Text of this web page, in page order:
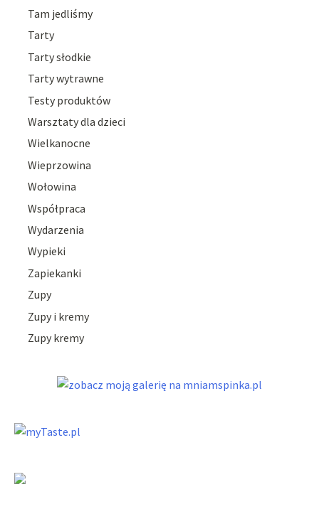
Tam jedliśmy
Tarty
Tarty słodkie
Tarty wytrawne
Testy produktów
Warsztaty dla dzieci
Wielkanocne
Wieprzowina
Wołowina
Współpraca
Wydarzenia
Wypieki
Zapiekanki
Zupy
Zupy i kremy
Zupy kremy